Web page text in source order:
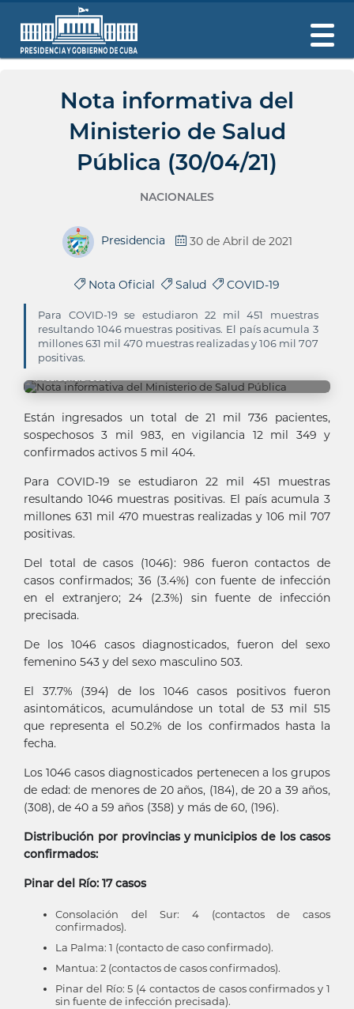
Nota informativa del
Ministerio de Salud
Pública (30/04/21)
NACIONALES
Presidencia 30 de Abril de 2021
Nota Oficial Salud COVID-19
Para COVID-19 se estudiaron 22 mil 451 muestras
resultando 1046 muestras positivas. El país acumula 3
millones 631 mil 470 muestras realizadas y 106 mil 707
positivas.
Presidencia Cuba
Están ingresados un total de 21 mil 736 pacientes,
sospechosos 3 mil 983, en vigilancia 12 mil 349 y
confirmados activos 5 mil 404.
Para COVID-19 se estudiaron 22 mil 451 muestras
resultando 1046 muestras positivas. El país acumula 3
millones 631 mil 470 muestras realizadas y 106 mil 707
positivas.
Del total de casos (1046): 986 fueron contactos de
casos confirmados; 36 (3.4%) con fuente de infección
en el extranjero; 24 (2.3%) sin fuente de infección
precisada.
De los 1046 casos diagnosticados, fueron del sexo
femenino 543 y del sexo masculino 503.
El 37.7% (394) de los 1046 casos positivos fueron
asintomáticos, acumulándose un total de 53 mil 515
que representa el 50.2% de los confirmados hasta la
fecha.
Los 1046 casos diagnosticados pertenecen a los grupos
de edad: de menores de 20 años, (184), de 20 a 39 años,
(308), de 40 a 59 años (358) y más de 60, (196).
Distribución por provincias y municipios de los casos
confirmados:
Pinar del Río: 17 casos
Consolación del Sur: 4 (contactos de casos
confirmados).
La Palma: 1 (contacto de caso confirmado).
Mantua: 2 (contactos de casos confirmados).
Pinar del Río: 5 (4 contactos de casos confirmados y 1
sin fuente de infección precisada).